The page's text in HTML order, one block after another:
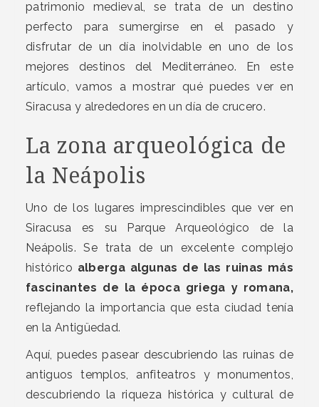
patrimonio medieval, se trata de un destino
perfecto para sumergirse en el pasado y
disfrutar de un día inolvidable en uno de los
mejores destinos del Mediterráneo. En este
artículo, vamos a mostrar qué puedes ver en
Siracusa y alrededores en un día de crucero.
La zona arqueológica de
la Neápolis
Uno de los lugares imprescindibles que ver en
Siracusa es su Parque Arqueológico de la
Neápolis. Se trata de un excelente complejo
histórico alberga algunas de las ruinas más
fascinantes de la época griega y romana,
reflejando la importancia que esta ciudad tenía
en la Antigüedad.
Aquí, puedes pasear descubriendo las ruinas de
antiguos templos, anfiteatros y monumentos,
descubriendo la riqueza histórica y cultural de